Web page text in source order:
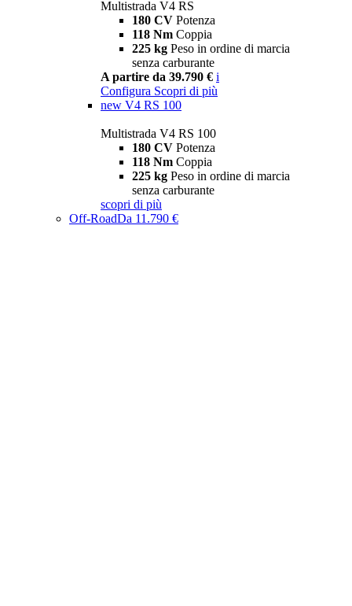
Multistrada V4 RS
180 CV Potenza
118 Nm Coppia
225 kg Peso in ordine di marcia
senza carburante
A partire da 39.790 € i
Configura Scopri di più
new V4 RS 100
Multistrada V4 RS 100
180 CV Potenza
118 Nm Coppia
225 kg Peso in ordine di marcia
senza carburante
scopri di più
Off-RoadDa 11.790 €